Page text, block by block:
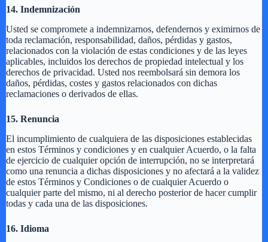
14. Indemnización
Usted se compromete a indemnizarnos, defendernos y eximirnos de
toda reclamación, responsabilidad, daños, pérdidas y gastos,
relacionados con la violación de estas condiciones y de las leyes
aplicables, incluidos los derechos de propiedad intelectual y los
derechos de privacidad. Usted nos reembolsará sin demora los
daños, pérdidas, costes y gastos relacionados con dichas
reclamaciones o derivados de ellas.
15. Renuncia
El incumplimiento de cualquiera de las disposiciones establecidas
en estos Términos y condiciones y en cualquier Acuerdo, o la falta
de ejercicio de cualquier opción de interrupción, no se interpretará
como una renuncia a dichas disposiciones y no afectará a la validez
de estos Términos y Condiciones o de cualquier Acuerdo o
cualquier parte del mismo, ni al derecho posterior de hacer cumplir
todas y cada una de las disposiciones.
16. Idioma